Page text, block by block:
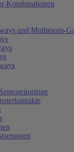
Kombinationen
und Multiroom-